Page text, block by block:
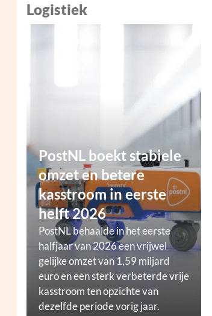
Logistiek
PostNL boekt stabiele
omzet en betere
kasstroom in eerste
helft 2026
PostNL behaalde in het eerste
halfjaar van 2026 een vrijwel
gelijke omzet van 1,59 miljard
euro en een sterk verbeterde vrije
kasstroom ten opzichte van
dezelfde periode vorig jaar.